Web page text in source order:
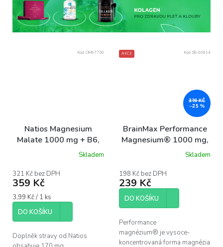
Natios Magnesium
Malate 1000 mg + B6,
produktu
je
z
hvězdiček.
Skladem
321 Kč bez DPH
359 Kč
Měrná
cena:
3,99 Kč / 1 ks
DO KOŠÍKU
Doplněk stravy od Natios
Kód: OM97750 AKCE
319 KČ
–25 %
BrainMax Performance
Magnesium® 1000 mg,
50 rostlinných kapslí
Skladem
198 Kč bez DPH
239 Kč
DO KOŠÍKU
Performance
magnézium® je vysoce-
koncentrovaná forma magnézia
Kód: SB-60814